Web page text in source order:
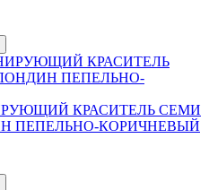
КРАСИТЕЛЬ СЕМИ
ПЕПЕЛЬНО-КОРИЧНЕВЫЙ